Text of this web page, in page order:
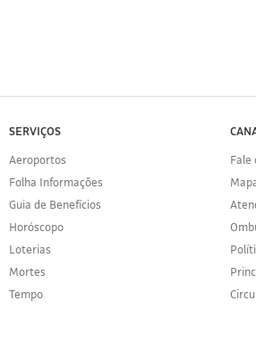
SERVIÇOS
Aeroportos
Folha Informações
Guia de Benefícios
Horóscopo
Loterias
Mortes
Tempo
Fale